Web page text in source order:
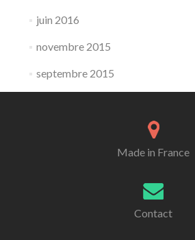
juin 2016
novembre 2015
septembre 2015
Made in France
Contact